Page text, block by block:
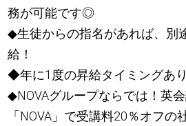
務が可能です◎
◆生徒からの指名があれば、別
給！
◆年に1度の昇給タイミングあり
◆NOVAグループならでは！英
「NOVA」で受講料20％オフの